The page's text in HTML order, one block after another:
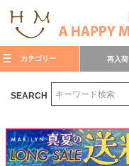
カテゴリー 再入荷
SEARCH